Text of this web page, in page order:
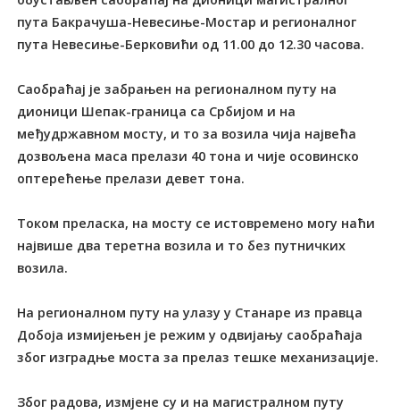
пута Бакрачуша-Невесиње-Мостар и регионалног
пута Невесиње-Берковићи од 11.00 до 12.30 часова.
Саобраћај је забрањен на регионалном путу на
дионици Шепак-граница са Србијом и на
међудржавном мосту, и то за возила чија највећа
дозвољена маса прелази 40 тона и чије осовинско
оптерећење прелази девет тона.
Током преласка, на мосту се истовремено могу наћи
највише два теретна возила и то без путничких
возила.
На регионалном путу на улазу у Станаре из правца
Добоја измијењен је режим у одвијању саобраћаја
због изградње моста за прелаз тешке механизације.
Због радова, измјене су и на магистралном путу